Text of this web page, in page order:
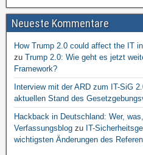
Neueste Kommentare
How Trump 2.0 could affect the IT
zu Trump 2.0: Wie geht es jetzt
Framework?
Interview mit der ARD zum IT-SiG
aktuellen Stand des
Hackback in Deutschland: Wer,
Verfassungsblog zu IT-
wichtigsten Änderungen des